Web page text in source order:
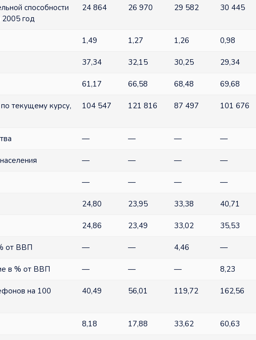
способности
2005 год
24 864 26 970 29 582 30 445
1,49 1,27 1,26 0,98
37,34 32,15 30,25 29,34
61,17 66,58 68,48 69,68
текущему курсу,
104 547 121 816 87 497 101 676
— — — —
— — — —
— — — —
24,80 23,95 33,38 40,71
24,86 23,49 33,02 35,53
от ВВП — — 4,46 —
в % от ВВП — — — 8,23
на 100
40,49 56,01 119,72 162,56
8,18 17,88 33,62 60,63